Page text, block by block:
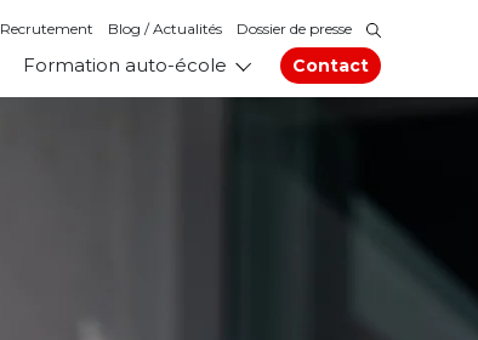
Recrutement Blog / Actualités Dossier de presse
Formation auto-école Contact